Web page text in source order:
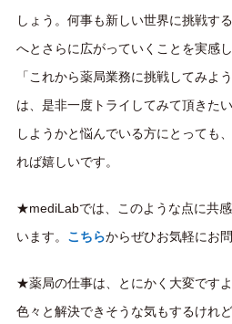
しょう。何事も新しい世界に挑戦す
へとさらに広がっていくことを実感し
「これから薬局業務に挑戦してみよ
は、是非一度トライしてみて頂きた
しようかと悩んでいる方にとっても
れば嬉しいです。
★mediLabでは、このような点に共
います。 こちらから ぜひお気軽にお
★薬局の仕事は、とにかく大変です
色々と解決できそうな気もするけれど